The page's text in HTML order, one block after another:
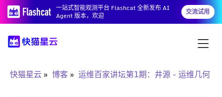
一站式智能观测平台 Flashcat 全新发布 AI
Agent 版本，欢迎
交流试用
快猫星云 博客 运维百家讲坛第1期：井源 - 运维几何